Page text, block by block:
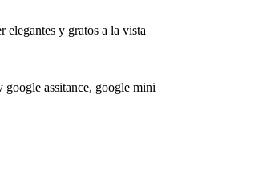
elegantes y gratos a la vista
assitance, google mini